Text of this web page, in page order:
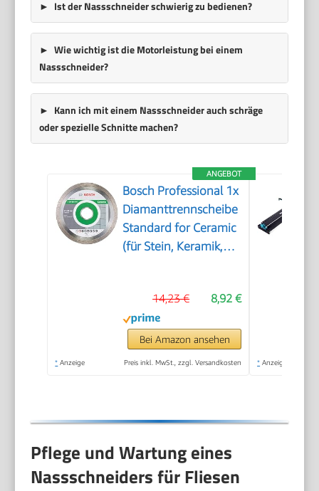
Ist der Nassschneider schwierig zu bedienen?
Wie wichtig ist die Motorleistung bei einem
Nassschneider?
Kann ich mit einem Nassschneider auch schräge
oder spezielle Schnitte machen?
ANGEBOT
Bosch Professional 1x
Diamanttrennscheibe
Standard for Ceramic
(für Stein, Keramik,
mm, Zubehör für
Winkelschleifer)
8,92 €
14,23 €
Bei Amazon ansehen
* Anzeige Preis inkl. MwSt., zzgl. Versandkosten * Anzeige
Pflege und Wartung eines
Nassschneiders für Fliesen